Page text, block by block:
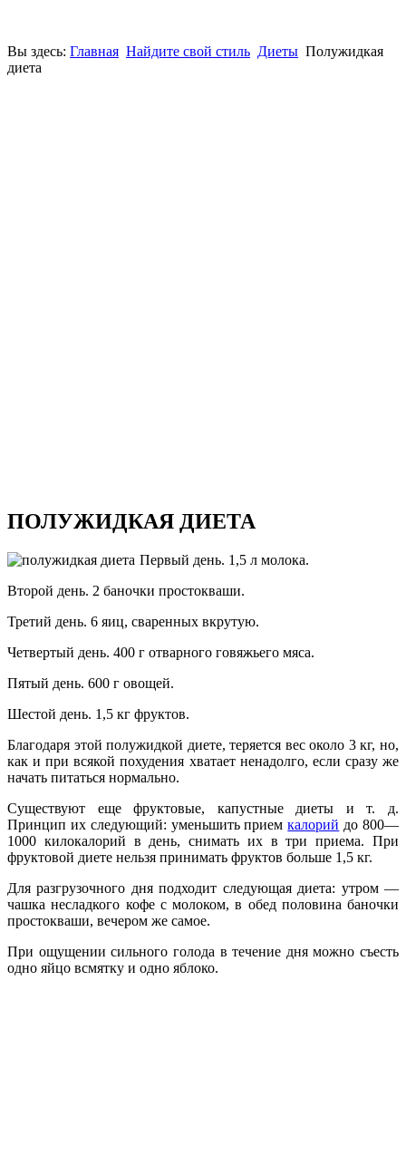
Вы здесь: Главная Найдите свой стиль Диеты Полужидкая
диета
ПОЛУЖИДКАЯ ДИЕТА
Первый день. 1,5 л молока.
Второй день. 2 баночки простокваши.
Третий день. 6 яиц, сваренных вкрутую.
Четвертый день. 400 г отварного говяжьего мяса.
Пятый день. 600 г овощей.
Шестой день. 1,5 кг фруктов.
Благодаря этой полужидкой диете, теряется вес около 3 кг, но,
как и при всякой похудения хватает ненадолго, если сразу же
начать питаться нормально.
Существуют еще фруктовые, капустные диеты и т. д.
Принцип их следующий: уменьшить приемкалорий до 800—
1000 килокалорий в день, снимать их в три приема. При
фруктовой диете нельзя принимать фруктов больше 1,5 кг.
Для разгрузочного дня подходит следующая диета: утром —
чашка несладкого кофе с молоком, в обед половина баночки
простокваши, вечером же самое.
При ощущении сильного голода в течение дня можно съесть
одно яйцо всмятку и одно яблоко.